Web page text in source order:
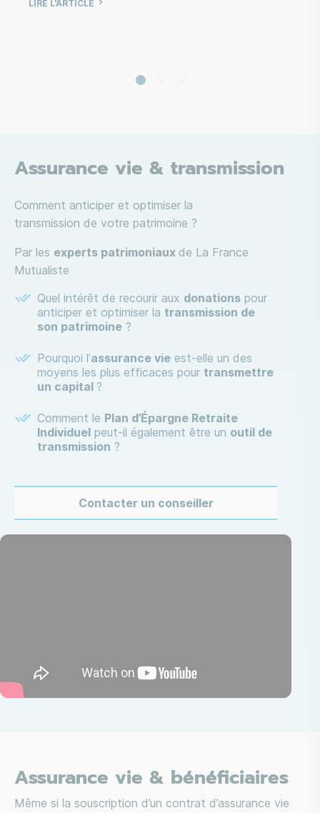
LIRE L'ARTICLE
Assurance vie & transmission
Comment anticiper et optimiser la
transmission de votre patrimoine ?
Par les experts patrimoniaux de La France
Mutualiste
Quel intérêt de recourir aux donations pour
anticiper et optimiser la transmission de
son patrimoine ?
Pourquoi l’assurance vie est-elle un des
moyens les plus efficaces pour transmettre
un capital ?
Comment le Plan d’Épargne Retraite
Individuel peut-il également être un outil de
transmission ?
Contacter un conseiller
Média
Assurance vie & bénéficiaires
Même si la souscription d’un contrat d’assurance vie